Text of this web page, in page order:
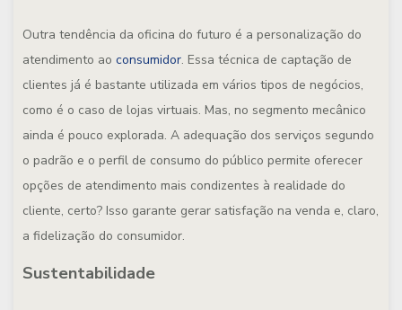
Outra tendência da oficina do futuro é a personalização do
atendimento ao consumidor. Essa técnica de captação de
clientes já é bastante utilizada em vários tipos de negócios,
como é o caso de lojas virtuais. Mas, no segmento mecânico
ainda é pouco explorada. A adequação dos serviços segundo
o padrão e o perfil de consumo do público permite oferecer
opções de atendimento mais condizentes à realidade do
cliente, certo? Isso garante gerar satisfação na venda e, claro,
a fidelização do consumidor.
Sustentabilidade